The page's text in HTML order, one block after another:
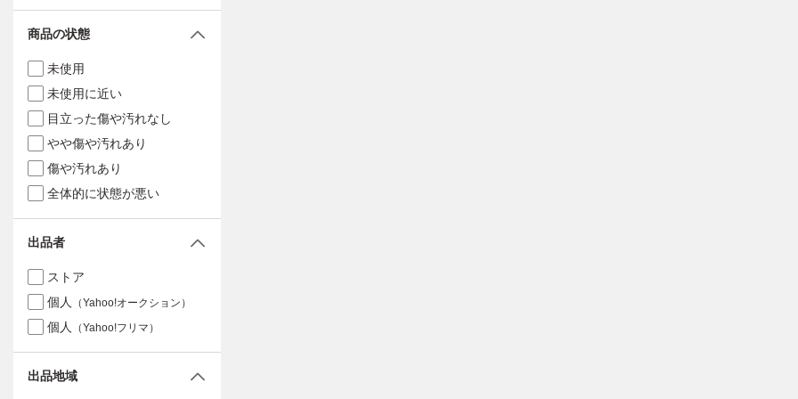
商品の状態
未使用
未使用に近い
目立った傷や汚れなし
やや傷や汚れあり
傷や汚れあり
全体的に状態が悪い
出品者
ストア
個人
（Yahoo!オークション）
個人 （Yahoo!フリマ）
出品地域